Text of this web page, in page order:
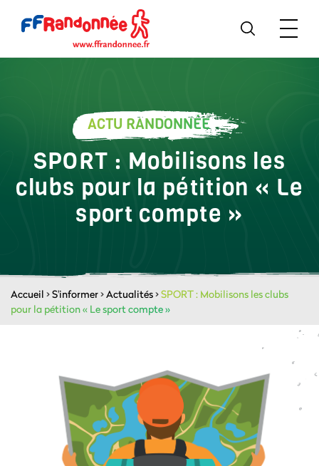
ACTU RANDONNÉE
SPORT : Mobilisons les
clubs pour la pétition « Le
sport compte »
Accueil >S'informer>Actualités>SPORT : Mobilisons les clubs
pour la pétition « Le sport compte »